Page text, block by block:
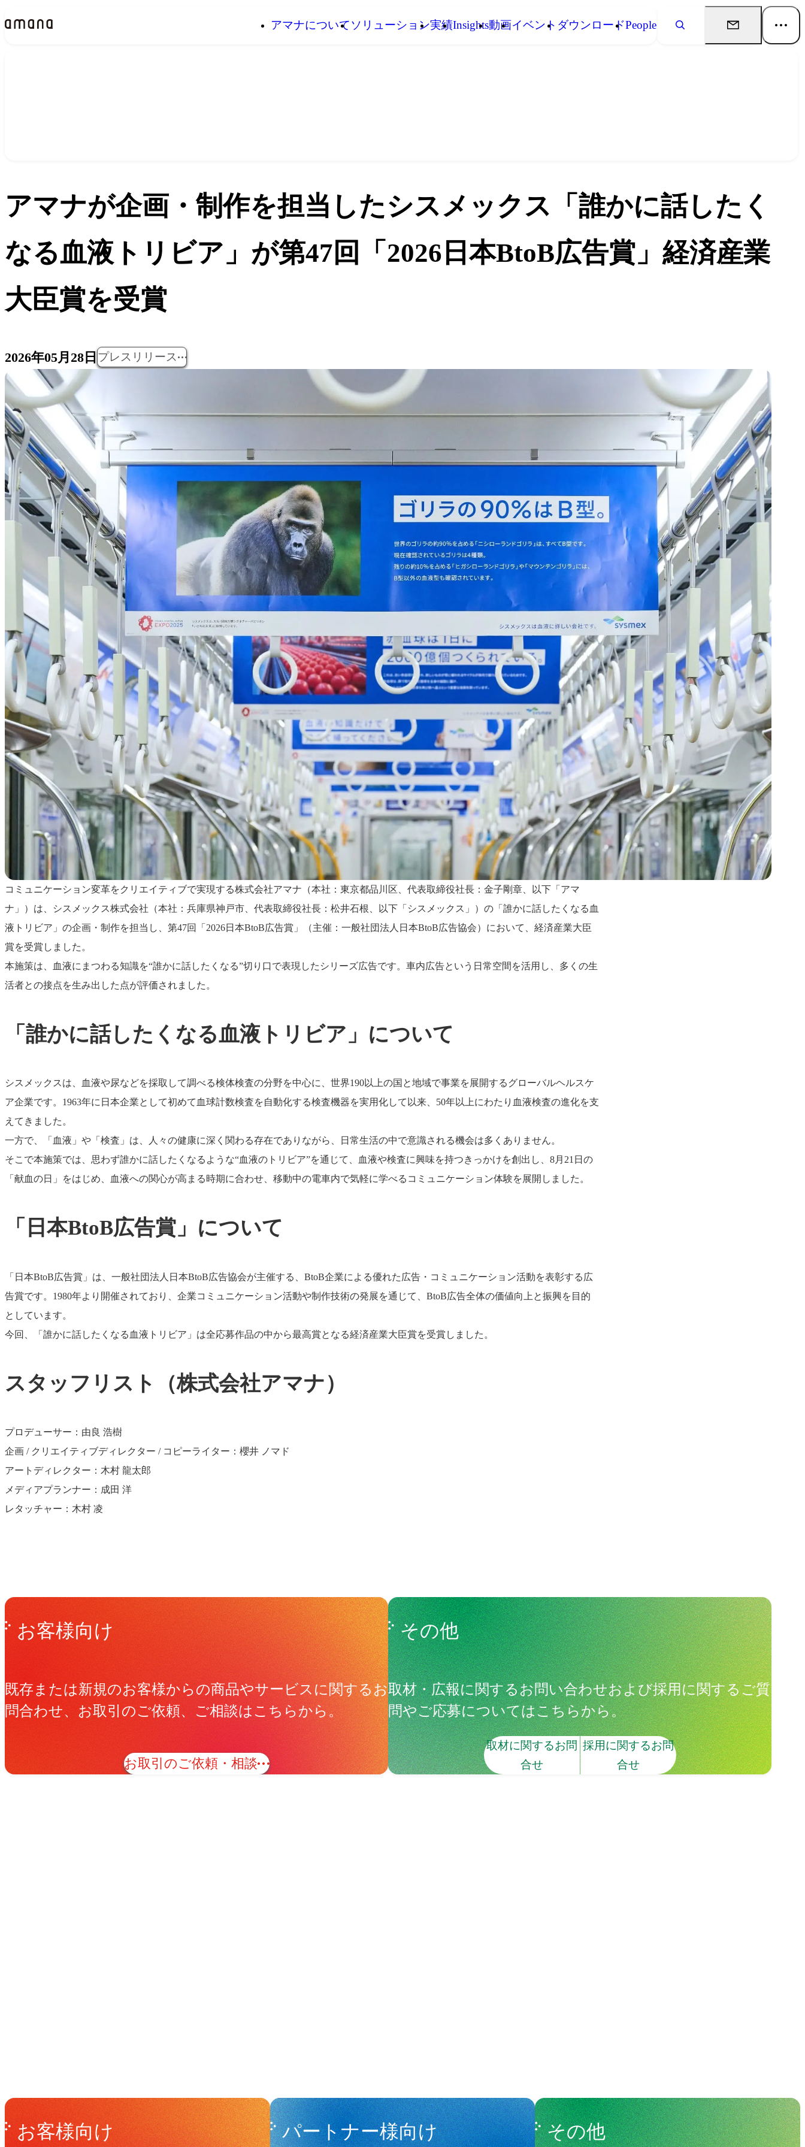
アマナについてソリューション実績Insights動画イベント ダウンロードPeople
アマナが企画・制作を担当したシスメックス「誰かに話したく
なる血液トリビア」が第47回「2026日本BtoB広告賞」経済産業
大臣賞を受賞
2026年05月28日 プレスリリース
コミュニケーション変革をクリエイティブで実現する株式会社アマナ（本社：東京都品川区、代表取締役社長：金子剛章、以下「アマ
ナ」）は、シスメックス株式会社（本社：兵庫県神戸市、代表取締役社長：松井石根、以下「シスメックス」）の「誰かに話したくなる血
液トリビア」の企画・制作を担当し、第47回「2026日本BtoB広告賞」（主催：一般社団法人日本BtoB広告協会）において、経済産業大臣
賞を受賞しました。
本施策は、血液にまつわる知識を“誰かに話したくなる”切り口で表現したシリーズ広告です。車内広告という日常空間を活用し、多くの生
活者との接点を生み出した点が評価されました。
「誰かに話したくなる血液トリビア」について
シスメックスは、血液や尿などを採取して調べる検体検査の分野を中心に、世界190以上の国と地域で事業を展開するグローバルヘルスケ
ア企業です。1963年に日本企業として初めて血球計数検査を自動化する検査機器を実用化して以来、50年以上にわたり血液検査の進化を支
えてきました。
一方で、「血液」や「検査」は、人々の健康に深く関わる存在でありながら、日常生活の中で意識される機会は多くありません。
そこで本施策では、思わず誰かに話したくなるような“血液のトリビア”を通じて、血液や検査に興味を持つきっかけを創出し、8月21日の
「献血の日」をはじめ、血液への関心が高まる時期に合わせ、移動中の電車内で気軽に学べるコミュニケーション体験を展開しました。
「日本BtoB広告賞」について
「日本BtoB広告賞」は、一般社団法人日本BtoB広告協会が主催する、BtoB企業による優れた広告・コミュニケーション活動を表彰する広
告賞です。1980年より開催されており、企業コミュニケーション活動や制作技術の発展を通じて、BtoB広告全体の価値向上と振興を目的
としています。
今回、「誰かに話したくなる血液トリビア」は全応募作品の中から最高賞となる経済産業大臣賞を受賞しました。
スタッフリスト（株式会社アマナ）
プロデューサー：由良 浩樹
企画 / クリエイティブディレクター / コピーライター：櫻井 ノマド
アートディレクター：木村 龍太郎
メディアプランナー：成田 洋
レタッチャー：木村 凌
Get in Touchお問い合わせ
お客様向け
既存または新規のお客様からの商品やサービスに関するお
問合わせ、お取引のご依頼、ご相談はこちらから。
お取引のご依頼・相談
その他
取材・広報に関するお問い合わせおよび採用に関するご質
問やご応募についてはこちらから。
取材に関するお問
合せ
採用に関するお問
合せ
Get in Touchお問い合わせ
お客様向け パートナー様向け その他